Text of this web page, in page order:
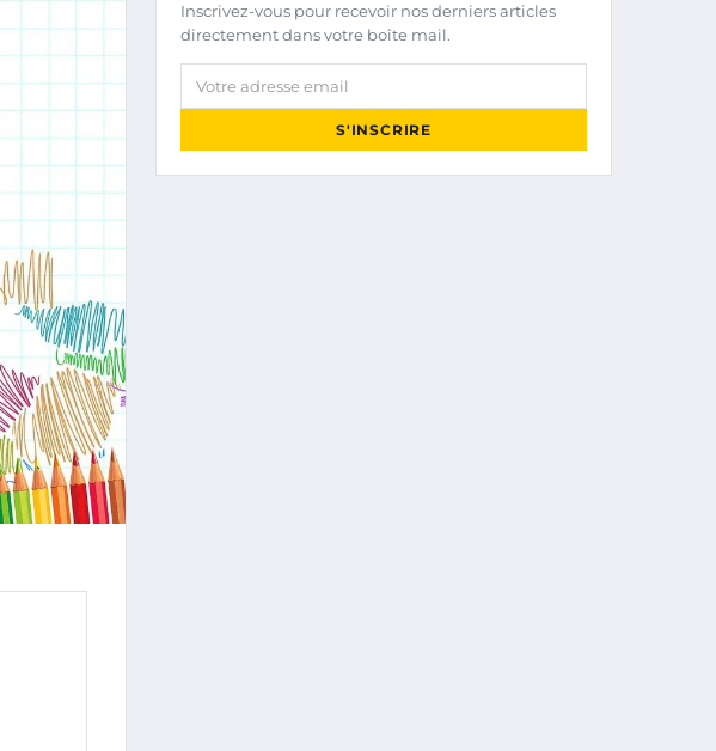
Inscrivez-vous pour recevoir nos derniers articles
directement dans votre boîte mail.
Votre adresse email
S'INSCRIRE